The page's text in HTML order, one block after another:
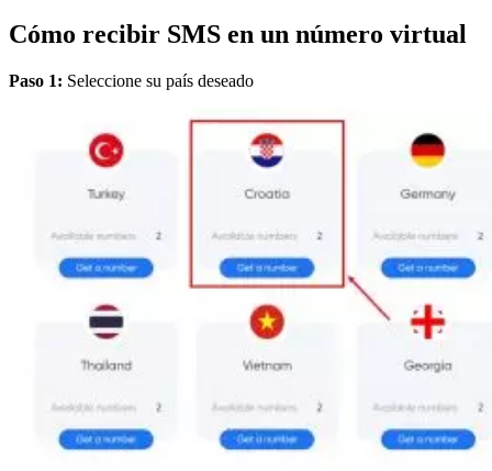
Cómo recibir SMS en un número virtual
Paso 1: Seleccione su país deseado